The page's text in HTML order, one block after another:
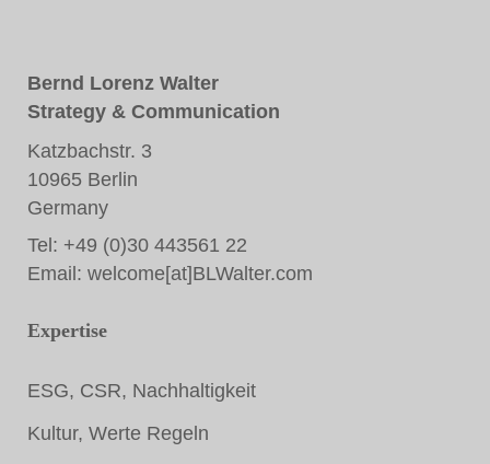
Bernd Lorenz Walter
Strategy & Communication
Katzbachstr. 3
10965 Berlin
Germany
Tel: +49 (0)30 443561 22
Email: welcome[at]BLWalter.com
Expertise
ESG, CSR, Nachhaltigkeit
Kultur, Werte Regeln